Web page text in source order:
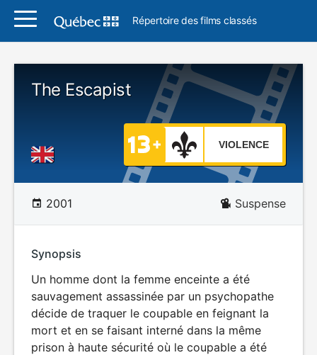
Répertoire des films classés
The Escapist
VIOLENCE
2001 Suspense
Synopsis
Un homme dont la femme enceinte a été
sauvagement assassinée par un psychopathe
décide de traquer le coupable en feignant la
mort et en se faisant interné dans la même
prison à haute sécurité où le coupable a été